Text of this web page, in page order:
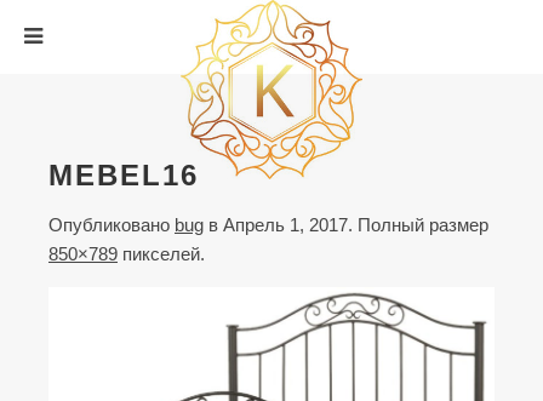
MEBEL16
Опубликовано bug в Апрель 1, 2017. Полный размер
850×789 пикселей.